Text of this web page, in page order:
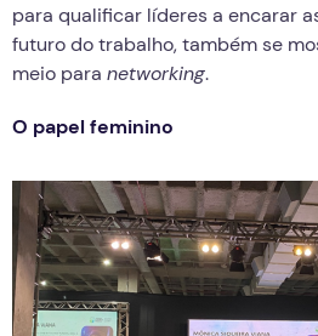
para qualificar líderes a encarar
futuro do trabalho, também se
meio para networking.
O papel feminino